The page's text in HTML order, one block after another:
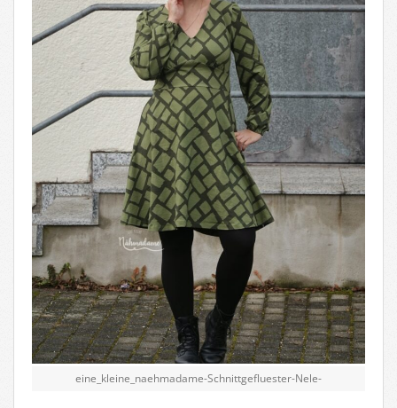
eine_kleine_naehmadame-Schnittgefluester-Nele-